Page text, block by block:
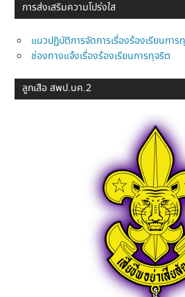
การส่งเสริมความโปร่งใส
แนวปฏิบัติการจัดการเรื่องร้องเรียนกา
ช่องทางแจ้งเรื่องร้องเรียนการทุจริต
ลูกเสือ สพป.นค.2